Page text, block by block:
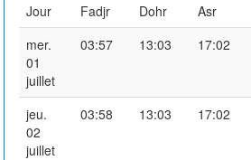
Jour Fadjr Dohr Asr
mer.
01
juillet
03:57 13:03 17:02
jeu.
02
juillet
03:58 13:03 17:02